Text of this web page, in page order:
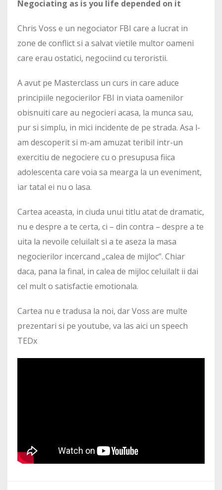
Negociating as is you life depended on it
Chris Voss e un negociator FBI care a lucrat in
zone de conflict si a salvat vietile multor oameni
care erau ostatici, negociind cu teroristii.
A avut pe Masterclass un curs in care aduce
principiile negocierilor FBI in viata oamenilor
obisnuiti care au negocieri acasa, la munca sau,
pur si simplu, in mici incidente de pe strada. Asa l-
am descoperit si m-am amuzat teribil intr-un
exercitiu de negociere cu o presupusa fiica
adolescenta care voia sa mearga la un eveniment,
iar tatal ei nu o lasa.
Cartea aceasta, in ciuda unui titlu atat de dramatic,
nu e despre a te certa, ci – din contra – despre a te
uita la nevoile celuilalt si a te aseza la masa
negocierilor incercand „calea de mijloc”. Chiar
daca, pana la final, in calea de mijloc celuilalt ii dai
cel mult o satisfactie emotionala.
Cartea nu e tradusa la noi, dar Voss are multe
prezentari si pe youtube, va las aici un speech
TEDx